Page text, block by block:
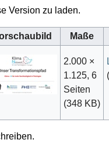
Version zu laden.
Maße
2.000 ×
1.125, 6
Seiten
(348 KB)
(